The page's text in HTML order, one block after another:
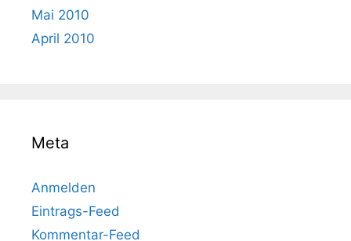
Mai 2010
April 2010
Meta
Anmelden
Eintrags-Feed
Kommentar-Feed